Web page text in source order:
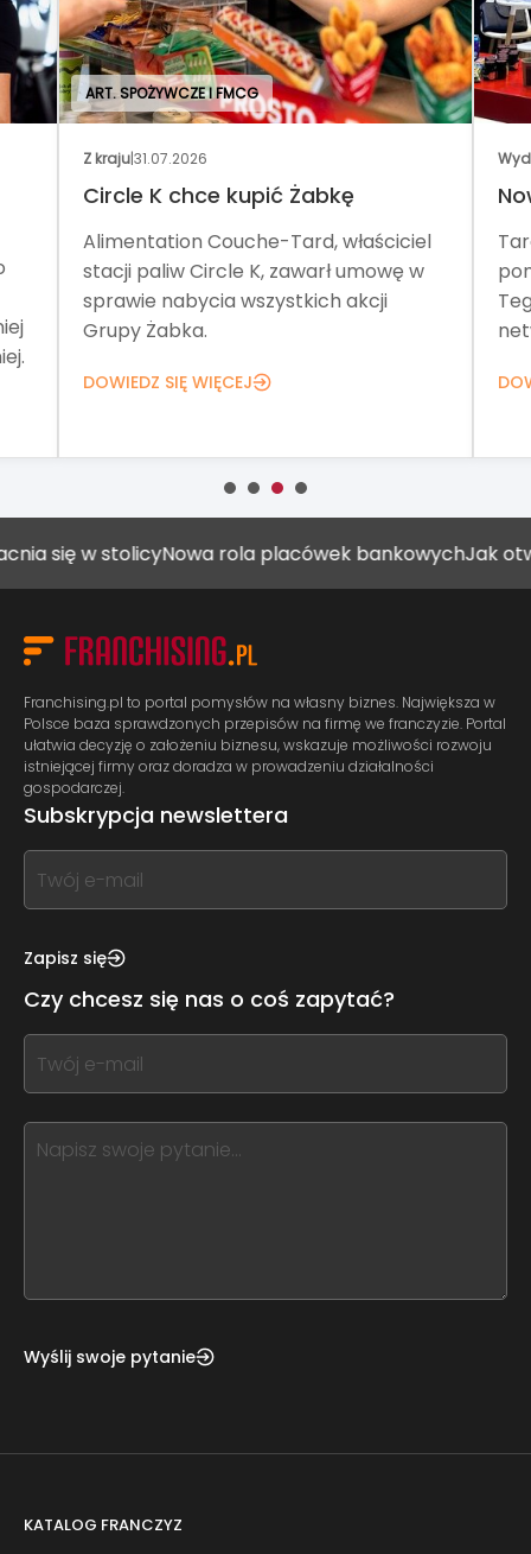
ART. SPOŻYWCZE I FMCG
Z kraju|31.07.2026
Circle K chce kupić Żabkę
Alimentation Couche-Tard, właściciel
stacji paliw Circle K, zawarł umowę w
sprawie nabycia wszystkich akcji
Grupy Żabka.
DOWIEDZ SIĘ WIĘCEJ
w stolicyNowa rola placówek bankowychJak otworzyć
Franchising.pl to portal pomysłów na własny biznes. Największa w
Polsce baza sprawdzonych przepisów na firmę we franczyzie. Portal
ułatwia decyzję o założeniu biznesu, wskazuje możliwości rozwoju
istniejącej firmy oraz doradza w prowadzeniu działalności
gospodarczej.
Subskrypcja newslettera
If
you
this,
this
form
field
blank
Zapisz się
Czy chcesz się nas o coś zapytać?
If
you
this,
leave
Wyślij swoje pytanie
KATALOG FRANCZYZ